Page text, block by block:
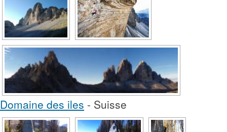
Domaine des iles - Suisse